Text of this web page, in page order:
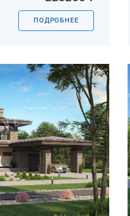
ПОДРОБНЕЕ